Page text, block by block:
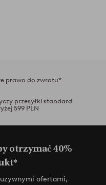
prawo do zwrotu*
przesyłki standard
599 PLN
otrzymać 40%
ofertami,